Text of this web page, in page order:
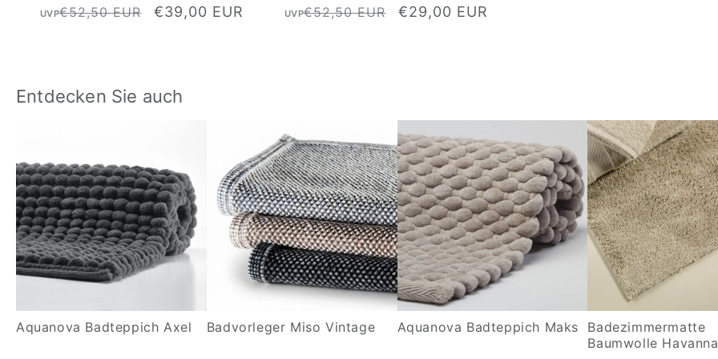
Normaler
UVP€52,50 EUR Verkaufspreis
€39,00 EUR
Normaler
UVP€52,50 EUR Verkaufspreis
€29,00 EUR
Entdecken Sie auch
Aquanova Badteppich Axel Badvorleger Miso Vintage Aquanova Badteppich Maks
Badezimmermatte
Baumwolle Havanna